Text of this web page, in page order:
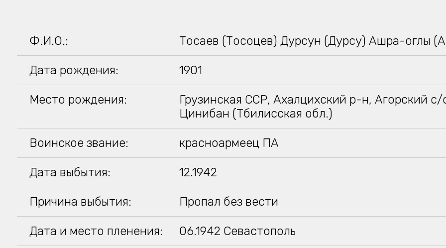
Ф.И.О.: Тосаев (Тосоцев) Дурсун (Дурсу) Ашра-оглы
Дата рождения: 1901
Место рождения:
Грузинская ССР, Ахалцихский р-н, Агорский с/
Цинибан (Тбилисская обл.)
Воинское звание: красноармеец ПА
Дата выбытия: 12.1942
Причина выбытия: Пропал без вести
Дата и место пленения: 06.1942 Севастополь